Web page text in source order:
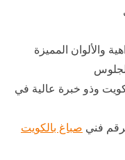
والألوان المميزة
وذو خبرة عالية في
فني صباغ بالكويت